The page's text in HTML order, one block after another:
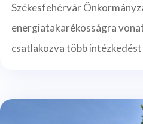
Székesfehérvár
energiatakarékosságra
csatlakozva több intézkedést